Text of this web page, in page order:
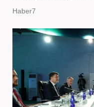
Haber7